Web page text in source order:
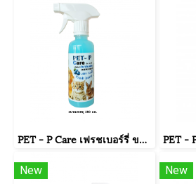
PET - P Care เฟรชเบอร์รี่ ขนาดบรรจุ 250 มล.พร้อมใช้งาน
New New